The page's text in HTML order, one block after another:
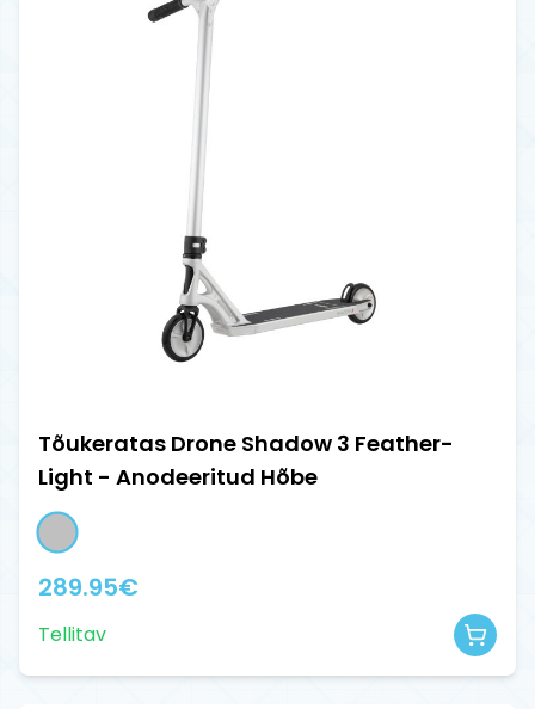
Tõukeratas Drone Shadow 3 Feather-
Light - Anodeeritud Hõbe
289.95€
Tellitav